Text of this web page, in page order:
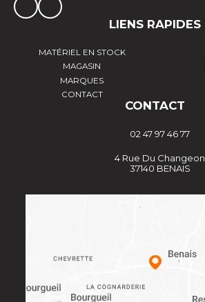
LIENS RAPIDES
MATÉRIEL EN STOCK
MAGASIN
MARQUES
CONTACT
CONTACT
02 47 97 46 77
4 Rue Du Changeon
37140 BENAIS